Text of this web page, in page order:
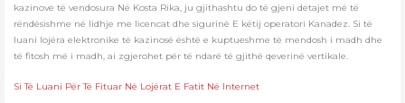
kazinove të vendosura Në Kosta Rika, ju gjithashtu do të gjeni detajet më të
rëndësishme në lidhje me licencat dhe sigurinë E këtij operatori Kanadez. Si të
luani lojëra elektronike të kazinosë është e kuptueshme të mendosh i madh dhe
të fitosh më i madh, ai zgjerohet për të ndarë të gjithë qeverinë vertikale.
Si Të Luani Për Të Fituar Në Lojërat E Fatit Në Internet